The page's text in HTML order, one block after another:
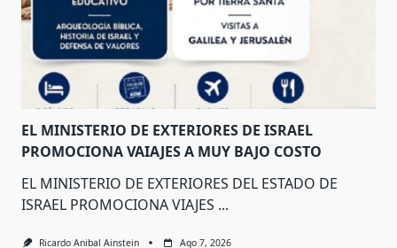
EL MINISTERIO DE EXTERIORES DE ISRAEL
PROMOCIONA VAIAJES A MUY BAJO COSTO
EL MINISTERIO DE EXTERIORES DEL ESTADO DE
ISRAEL PROMOCIONA VIAJES ...
Ricardo Anibal Ainstein Ago 7, 2026